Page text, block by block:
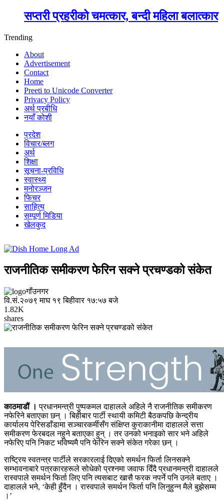
सप्तरी प्रहरीको चमत्कार, बन्दी महिला बलात्कार
Trending
About
Advertisement
Contact
Home
Preeti to Unicode Converter
Privacy Policy
अर्थ प्रबीधि
नयाँ कोशी
प्रदेश
विचार/ब्लग
अर्थ
शिक्षा
सूचना-प्रविधि
स्वास्थ्य
मनोरञ्जन
फिचर
साहित्य
सम्पूर्ण मिडिया
खेलकुद
राजनीतिक समीकरण फेरिन सक्ने प्रचण्डको संकेत
गाँउनगर
वि.सं.२०७९ माघ १९ बिहीवार १७:५७ बजे
1.82K
shares
काठमाडौं । प्रधानमन्त्री पुष्पकमल दाहालले अहिले नै राजनीतिक समीकरण
नफेरिने बताएका छन् । बिहीबार पार्टी स्थायी कमिटी बैठकपछि केन्द्रीय
कार्यालय पेरिसडाँडामा सञ्चारकर्मीसँग संक्षिप्त कुराकानीमा दाहालले सत्ता
समीकरण फेरबदल नहुने बताएका हुन् । तर उनको भनाइको सार भने अहिले
नफेरिए पनि निकट भविष्यमै पनि फेरिन सक्ने संकेत गरेका छन् ।
राष्ट्रिय स्वतन्त्र पार्टीले सरकारलाई दिएको समर्थन फिर्ता लिनसक्ने
सम्भावनाबारे पत्रकारहरूले सोधेको प्रश्नमा जवाफ दिँदै प्रधानमन्त्री दाहालले
रास्वपाले समर्थन फिर्ता लिए पनि त्यसबाट खासै फरक नपर्ने पनि उनले बताए ।
दाहालले भने, ‘केही हुँदैन । रास्वपाले समर्थन फिर्ता पनि लिनुहुन्न मैले बुझेसम्म
।’